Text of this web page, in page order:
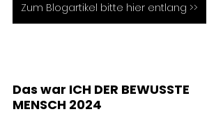
Zum Blogartikel bitte hier entlang >>
Das war ICH DER BEWUSSTE
MENSCH 2024